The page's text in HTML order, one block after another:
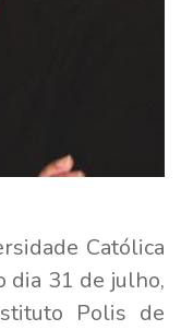
Católica
dia 31 de julho,
Polis de